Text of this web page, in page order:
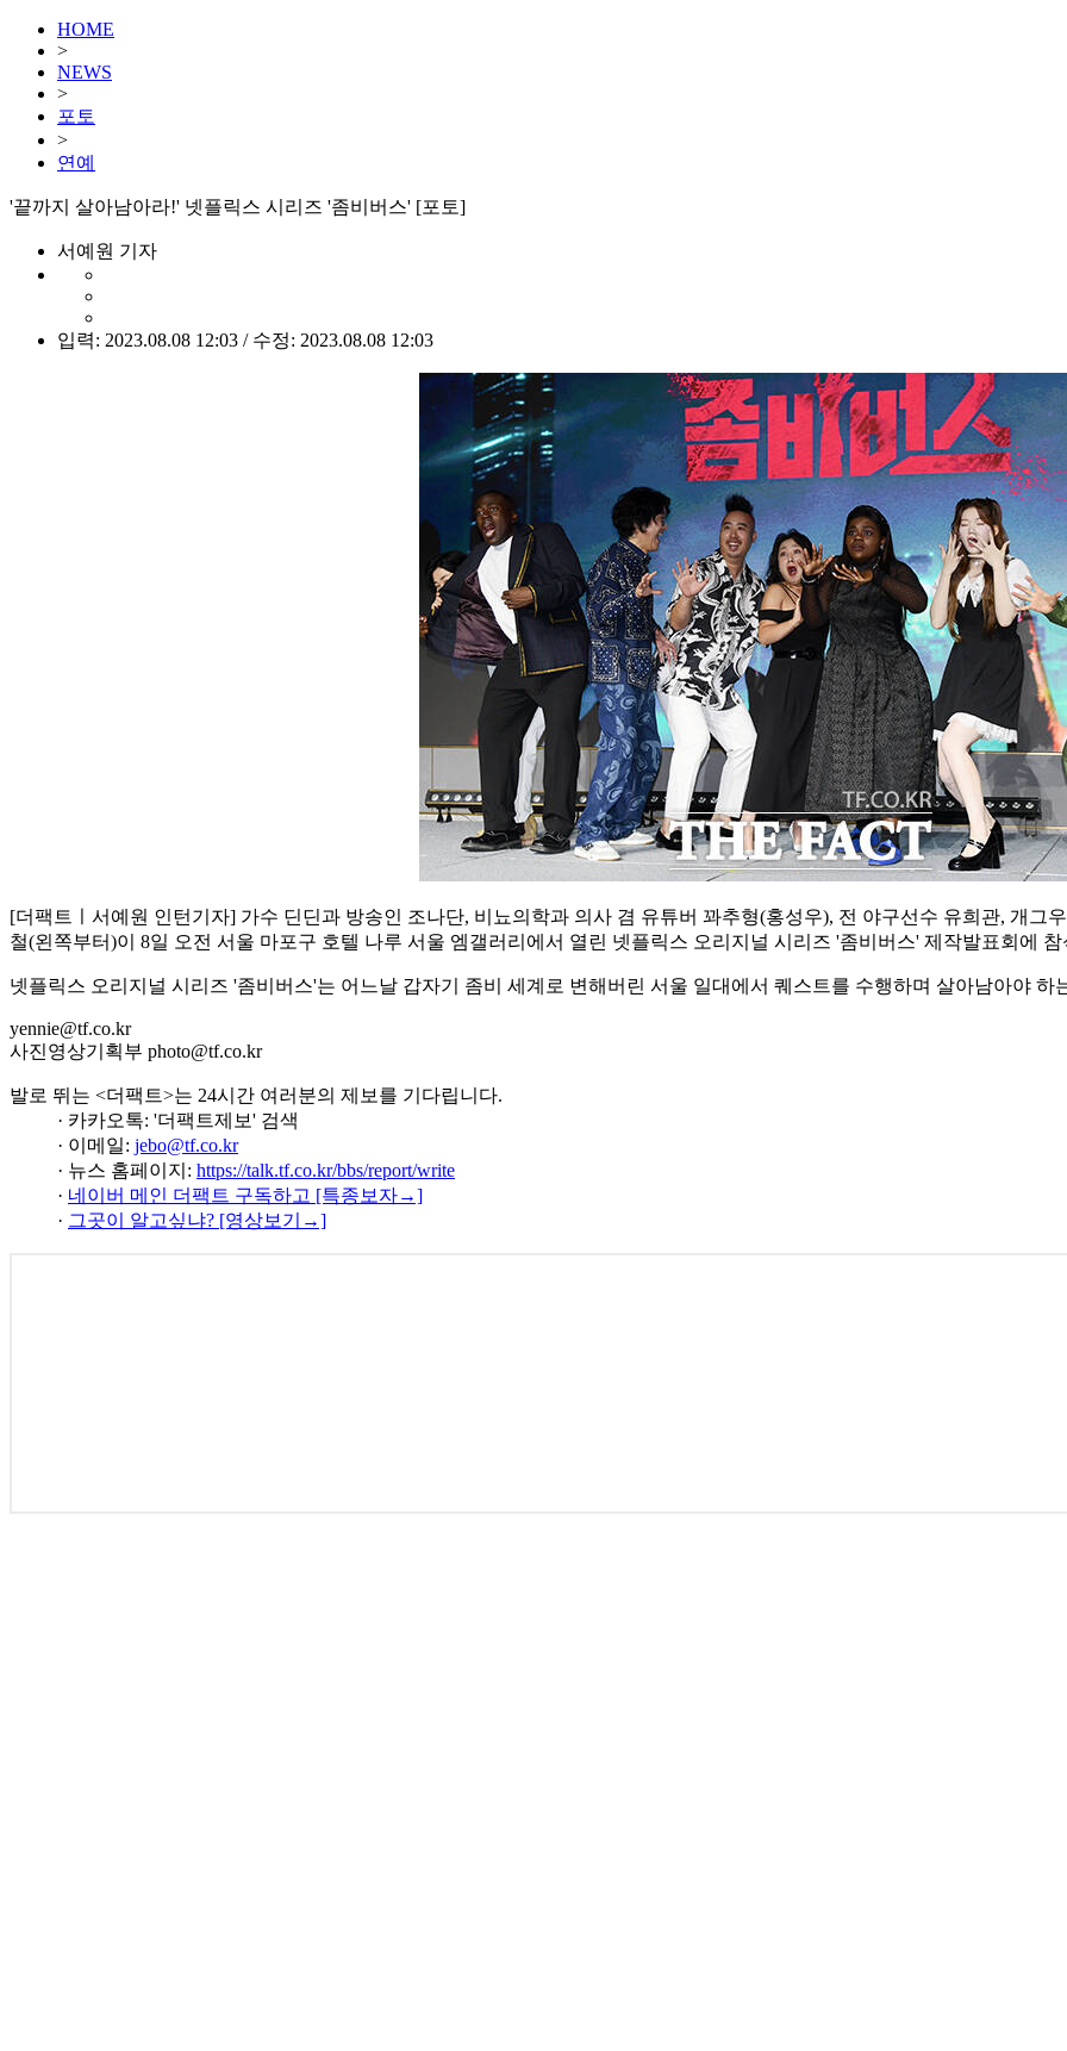
HOME
>
NEWS
>
포토
>
연예
'끝까지 살아남아라!' 넷플릭스 시리즈 '좀비버스' [포토]
서예원 기자
입력: 2023.08.08 12:03 / 수정: 2023.08.08 12:03
[더팩트ㅣ서예원 인턴기자] 가수 딘딘과 방송인 조나단, 비뇨의학과 의사 겸 유튜버 꽈추형(홍성우), 전 야구선수 유희관, 개그
철(왼쪽부터)이 8일 오전 서울 마포구 호텔 나루 서울 엠갤러리에서 열린 넷플릭스 오리지널 시리즈 '좀비버스' 제작발표회에
넷플릭스 오리지널 시리즈 '좀비버스'는 어느날 갑자기 좀비 세계로 변해버린 서울 일대에서 퀘스트를 수행하며 살아남아야
yennie@tf.co.kr
사진영상기획부 photo@tf.co.kr
발로 뛰는 <더팩트>는 24시간 여러분의 제보를 기다립니다.
· 카카오톡: '더팩트제보' 검색
· 이메일: jebo@tf.co.kr
· 뉴스 홈페이지: https://talk.tf.co.kr/bbs/report/write
· 네이버 메인 더팩트 구독하고 [특종보자→]
· 그곳이 알고싶냐? [영상보기→]